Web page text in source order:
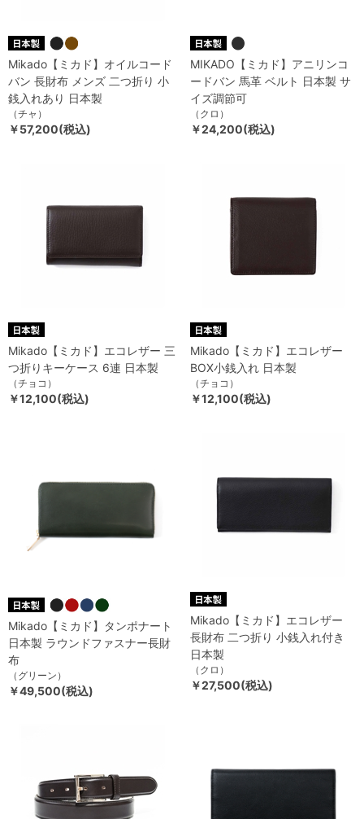
Mikado【ミカド】オイルコード
バン 長財布 メンズ 二つ折り 小
銭入れあり 日本製
（チャ）
￥57,200(税込)
MIKADO【ミカド】アニリンコ
ードバン 馬革 ベルト 日本製 サ
イズ調節可
（クロ）
￥24,200(税込)
Mikado【ミカド】エコレザー 三
つ折りキーケース 6連 日本製
（チョコ）
￥12,100(税込)
Mikado【ミカド】エコレザー
BOX小銭入れ 日本製
（チョコ）
￥12,100(税込)
Mikado【ミカド】タンポナート
日本製 ラウンドファスナー長財
布
（グリーン）
￥49,500(税込)
Mikado【ミカド】エコレザー
長財布 二つ折り 小銭入れ付き
日本製
（クロ）
￥27,500(税込)